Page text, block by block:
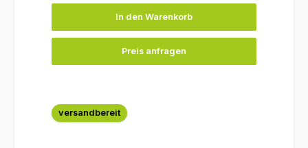
In den Warenkorb
Preis anfragen
versandbereit